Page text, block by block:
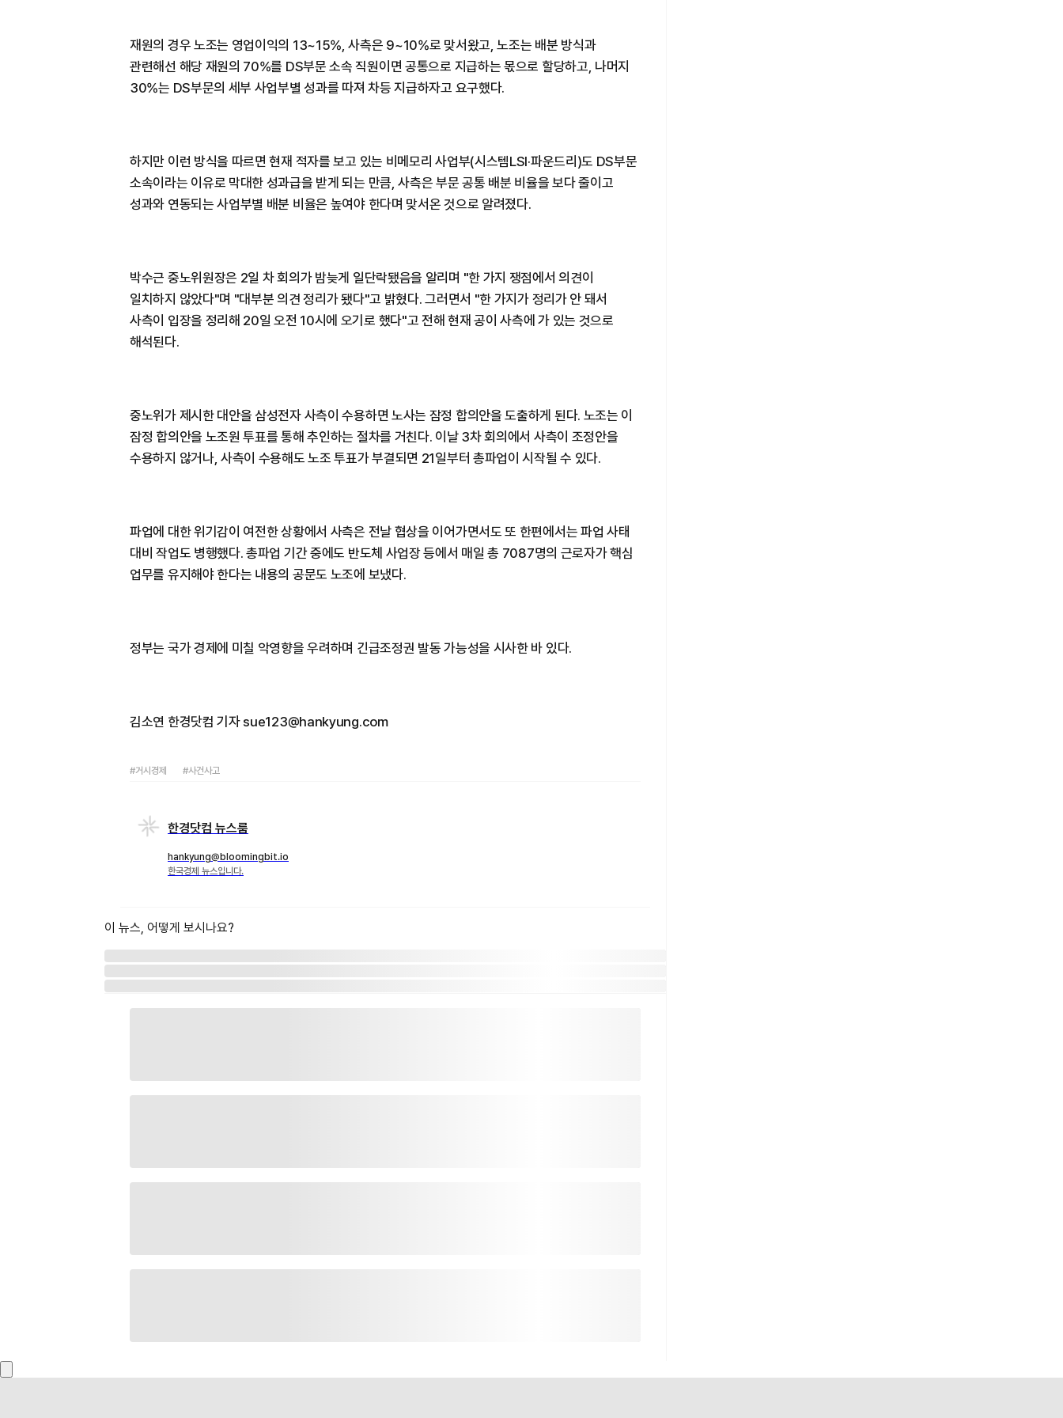
재원의 경우 노조는 영업이익의 13~15%, 사측은 9~10%로 맞서왔고, 노조는 배분 방식과
관련해선 해당 재원의 70%를 DS부문 소속 직원이면 공통으로 지급하는 몫으로 할당하고, 나머지
30%는 DS부문의 세부 사업부별 성과를 따져 차등 지급하자고 요구했다.
하지만 이런 방식을 따르면 현재 적자를 보고 있는 비메모리 사업부(시스템LSI·파운드리)도 DS부문
소속이라는 이유로 막대한 성과급을 받게 되는 만큼, 사측은 부문 공통 배분 비율을 보다 줄이고
성과와 연동되는 사업부별 배분 비율은 높여야 한다며 맞서온 것으로 알려졌다.
박수근 중노위원장은 2일 차 회의가 밤늦게 일단락됐음을 알리며 "한 가지 쟁점에서 의견이
일치하지 않았다"며 "대부분 의견 정리가 됐다"고 밝혔다. 그러면서 "한 가지가 정리가 안 돼서
사측이 입장을 정리해 20일 오전 10시에 오기로 했다"고 전해 현재 공이 사측에 가 있는 것으로
해석된다.
중노위가 제시한 대안을 삼성전자 사측이 수용하면 노사는 잠정 합의안을 도출하게 된다. 노조는 이
잠정 합의안을 노조원 투표를 통해 추인하는 절차를 거친다. 이날 3차 회의에서 사측이 조정안을
수용하지 않거나, 사측이 수용해도 노조 투표가 부결되면 21일부터 총파업이 시작될 수 있다.
파업에 대한 위기감이 여전한 상황에서 사측은 전날 협상을 이어가면서도 또 한편에서는 파업 사태
대비 작업도 병행했다. 총파업 기간 중에도 반도체 사업장 등에서 매일 총 7087명의 근로자가 핵심
업무를 유지해야 한다는 내용의 공문도 노조에 보냈다.
정부는 국가 경제에 미칠 악영향을 우려하며 긴급조정권 발동 가능성을 시사한 바 있다.
김소연 한경닷컴 기자 sue123@hankyung.com
#거시경제 #사건사고
한경닷컴 뉴스룸
hankyung@bloomingbit.io
한국경제 뉴스입니다.
이 뉴스, 어떻게 보시나요?